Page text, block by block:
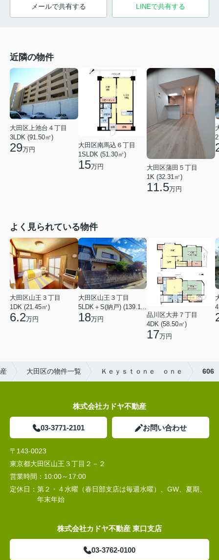
メールで共有する LINEで共有する
近隣の物件
大田区上池台４丁目
3LDK (91.50㎡)
29万円
大田区南馬込６丁目
1SLDK (51.30㎡)
15万円
大田区蒲田５丁目
1K (32.31㎡)
11.5万円
よく見られている物件
大田区山王３丁目
1DK (21.45㎡)
6.2万円
大田区山王３丁目
5LDK＋S(納戸) (139.11㎡)
18万円
品川区大井７丁目
4DK (58.50㎡)
17万円
大田区の物件一覧 Ｋｅｙｓｔｏｎｅ ｏｎｅ 606
株式会社カドヤ不動産
03-3771-2101 お問い合わせ
〒143-0023
東京都大田区山王３丁目２－２
営業時間： 10:00～17:00
定休日： 第２・４水曜（春日部支店は毎週水曜）、GW、夏期、
年末年始
株式会社カドヤ不動産 東口支店
03-3762-0100